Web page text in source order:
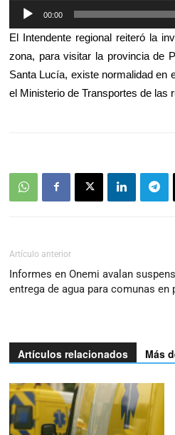
Reproductor
de
audio
00:00
El Intendente regional reiteró la
zona, para visitar la provincia de
Santa Lucía, existe normalidad en
el Ministerio de Transportes de las
Artículo anterior
Informes en Onemi avalan
entrega de agua para comunas en
Artículos relacionados Más